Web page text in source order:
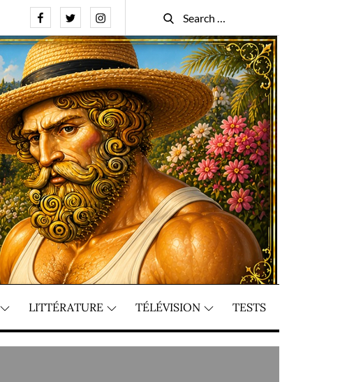
FacebookTwitterInstagram
Search
for:
Search
LITTÉRATURE TÉLÉVISION TESTS